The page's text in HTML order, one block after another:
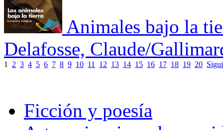
Animales bajo la
Delafosse, Claude/
1 2 3 4 5 6 7 8 9 10 11 12 13 14 15 16 17 18 19 20
Ficción y poesía